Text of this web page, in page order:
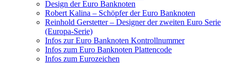
Design der Euro Banknoten
Robert Kalina – Schöpfer der Euro Banknoten
Reinhold Gerstetter – Designer der zweiten Euro Serie
(Europa-Serie)
Infos zur Euro Banknoten Kontrollnummer
Infos zum Euro Banknoten Plattencode
Infos zum Eurozeichen